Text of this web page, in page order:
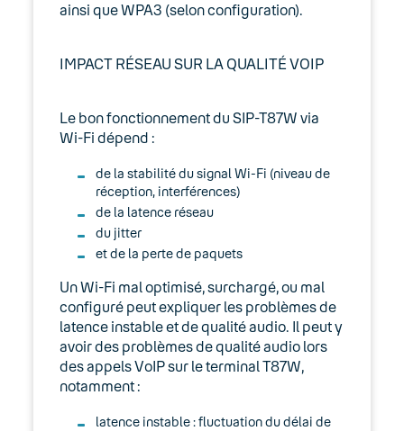
ainsi que WPA3 (selon configuration).
IMPACT RÉSEAU SUR LA QUALITÉ VOIP
Le bon fonctionnement du SIP-T87W via
Wi-Fi dépend :
de la stabilité du signal Wi-Fi (niveau de
réception, interférences)
de la latence réseau
du jitter
et de la perte de paquets
Un Wi-Fi mal optimisé, surchargé, ou mal
configuré peut expliquer les problèmes de
latence instable et de qualité audio. Il peut y
avoir des problèmes de qualité audio lors
des appels VoIP sur le terminal T87W,
notamment :
latence instable : fluctuation du délai de